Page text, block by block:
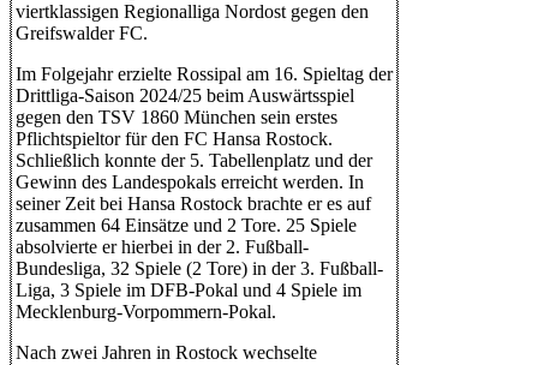
viertklassigen Regionalliga Nordost gegen den
Greifswalder FC.
Im Folgejahr erzielte Rossipal am 16. Spieltag der
Drittliga-Saison 2024/25 beim Auswärtsspiel
gegen den TSV 1860 München sein erstes
Pflichtspieltor für den FC Hansa Rostock.
Schließlich konnte der 5. Tabellenplatz und der
Gewinn des Landespokals erreicht werden. In
seiner Zeit bei Hansa Rostock brachte er es auf
zusammen 64 Einsätze und 2 Tore. 25 Spiele
absolvierte er hierbei in der 2. Fußball-
Bundesliga, 32 Spiele (2 Tore) in der 3. Fußball-
Liga, 3 Spiele im DFB-Pokal und 4 Spiele im
Mecklenburg-Vorpommern-Pokal.
Nach zwei Jahren in Rostock wechselte